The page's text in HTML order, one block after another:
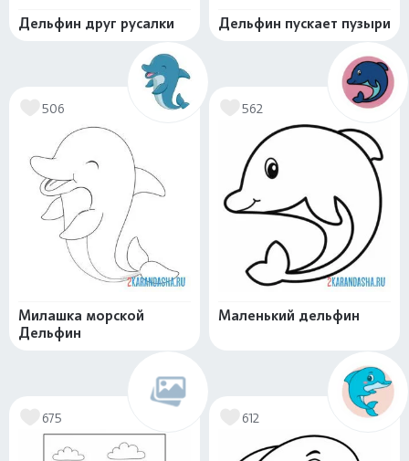
Дельфин друг русалки Дельфин пускает пузыри
506
Милашка морской
Дельфин
562
Маленький дельфин
675 612